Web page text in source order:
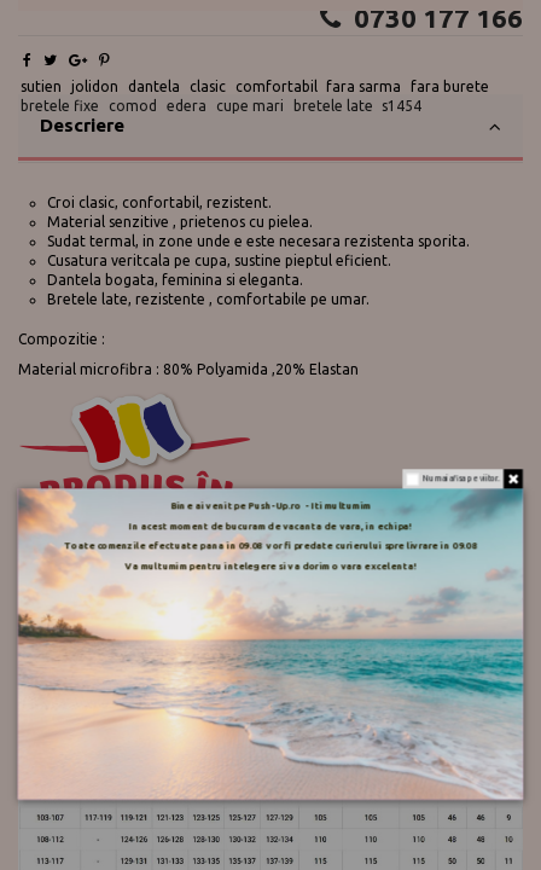
sutien jolidon dantela clasic comfortabil fara sarma
fara burete
bretele fixe
comod edera cupe mari bretele late s1454
0730 177 166
Descriere
Croi clasic, confortabil, rezistent.
Material senzitive , prietenos cu pielea.
Sudat termal, in zone unde e este necesara rezistenta sporita.
Cusatura veritcala pe cupa, sustine pieptul eficient.
Dantela bogata, feminina si eleganta.
Bretele late, rezistente , comfortabile pe umar.
Compozitie :
Material microfibra : 80% Polyamida ,20% Elastan
Nu mai afisa pe viitor.
Bine ai venit pe Push-Up.ro - Iti multumim
In acest moment de bucuram de vacanta de vara, in echipa!
Toate comenzile efectuate pana in 09.08 vor fi predate curierului spre livrare in 09.08
Va multumim pentru intelegere si va dorim o vara excelenta!